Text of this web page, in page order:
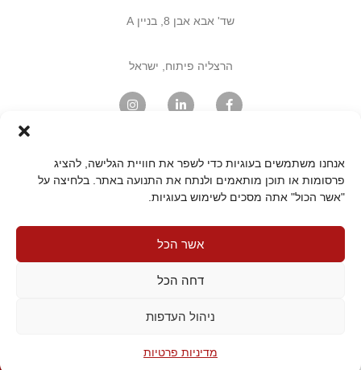
אנחנו משתמשים בעוגיות כדי לשפר את חוויית הגלישה, להציג
פרסומות או תוכן מותאמים ולנתח את התנועה באתר. בלחיצה על
"אשר הכול" אתה מסכים לשימוש בעוגיות.
אשר הכל
דחה הכל
ניהול העדפות
מדיניות פרטיות
שד' אבא אבן 8, בניין A
הרצליה פיתוח, ישראל